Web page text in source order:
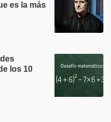
es la más
los 10